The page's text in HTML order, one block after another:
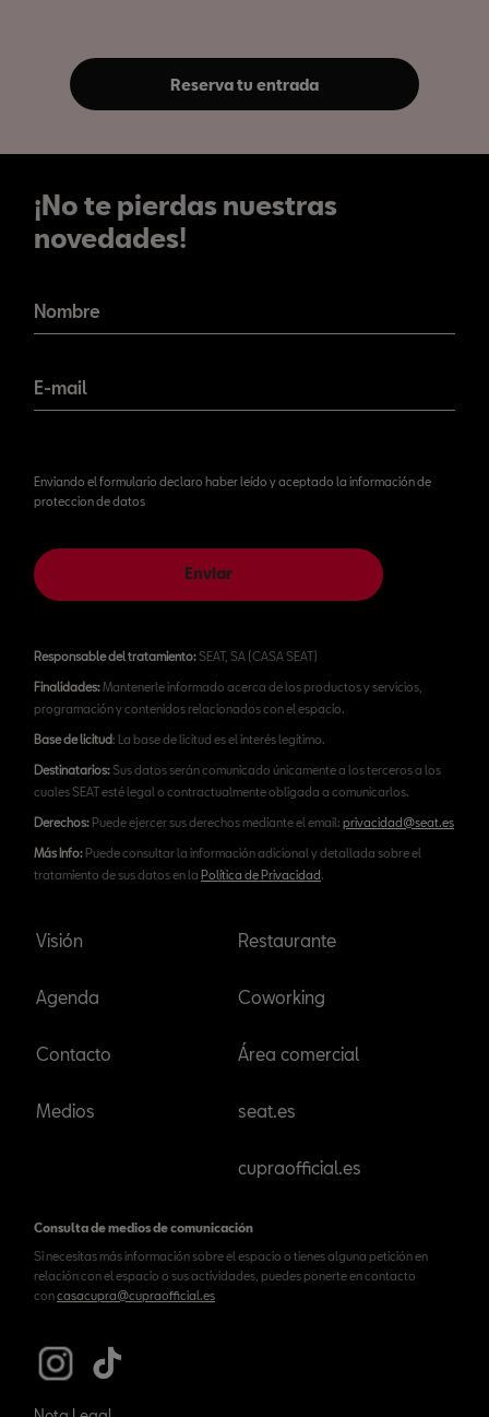
Reserva tu entrada
¡No te pierdas nuestras
novedades!
novedades!
Nombre
E-mail
Enviando el formulario declaro haber leído y aceptado la información de
proteccion de datos
Enviar
Responsable del tratamiento:SEAT, SA (CASA SEAT)
Finalidades:Mantenerle informado acerca de los productos y servicios,
programación y contenidos relacionados con el espacio.
Base de licitud: La base de licitud es el interés legítimo.
Destinatarios:Sus datos serán comunicado únicamente a los terceros a los
cuales SEAT esté legal o contractualmente obligada a comunicarlos.
Derechos: Puede ejercer sus derechos mediante el email: privacidad@seat.es
Más Info: Puede consultar la información adicional y detallada sobre el
tratamiento de sus datos en la Política de Privacidad.
Visión
Agenda
Contacto
Medios
Restaurante
Coworking
Área comercial
seat.es
cupraofficial.es
Consulta de medios de comunicación
Si necesitas más información sobre el espacio o tienes alguna petición en
relación con el espacio o sus actividades, puedes ponerte en contacto
concasacupra@cupraofficial.es